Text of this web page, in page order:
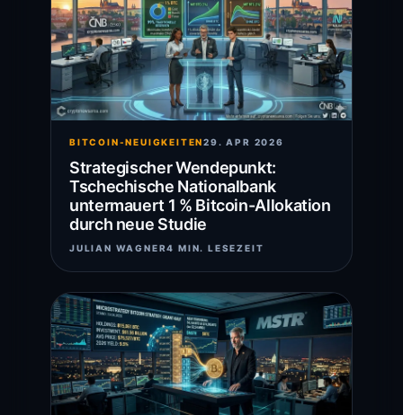
BITCOIN-NEUIGKEITEN29. APR 2026
Strategischer Wendepunkt:
Tschechische Nationalbank
untermauert 1 % Bitcoin-Allokation
durch neue Studie
JULIAN WAGNER4 MIN. LESEZEIT